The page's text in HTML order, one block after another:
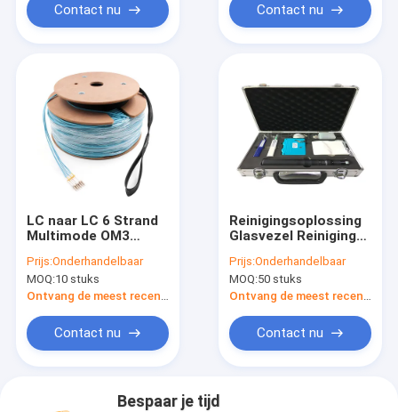
Contact nu Contact nu
LC naar LC 6 Strand
Multimode OM3
3.0mm Aqua
Prijs:Onderhandelbaar
MOQ:10 stuks
Ontvang de meest recente Prijs
Contact nu
Reinigingsoplossing
Glasvezel Reiniging
oppervlakken
Elektronische
apparatuur
Prijs:Onderhandelbaar
MOQ:50 stuks
Ontvang de meest recente Prijs
Contact nu
Bespaar je tijd